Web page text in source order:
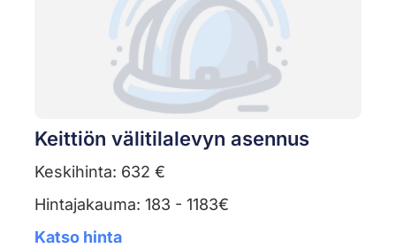
Keittiön välitilalevyn asennus
Keskihinta: 632 €
Hintajakauma: 183 - 1183€
Katso hinta